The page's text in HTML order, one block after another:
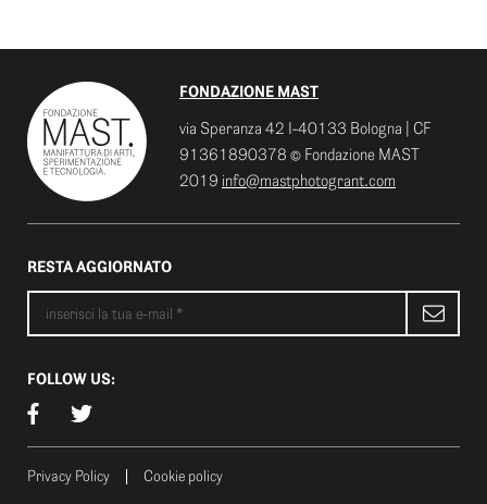
FONDAZIONE MAST
via Speranza 42 I-40133 Bologna | CF
91361890378 © Fondazione MAST
2019 info@mastphotogrant.com
RESTA AGGIORNATO
FOLLOW US:
Privacy Policy Cookie policy